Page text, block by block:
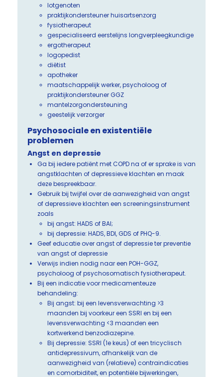
lotgenoten
praktijkondersteuner huisartsenzorg
fysiotherapeut
gespecialiseerd eerstelijns longverpleegkundige
ergotherapeut
logopedist
diëtist
apotheker
maatschappelijk werker, psycholoog of
praktijkondersteuner GGZ
mantelzorgondersteuning
geestelijk verzorger
Psychosociale en existentiële
problemen
Angst en depressie
Ga bij iedere patiënt met COPD na of er sprake is van
angstklachten of depressieve klachten en maak
deze bespreekbaar.
Gebruik bij twijfel over de aanwezigheid van angst
of depressieve klachten een screeningsinstrument
zoals
bij angst: HADS of BAI;
bij depressie: HADS, BDI, GDS of PHQ-9.
Geef educatie over angst of depressie ter preventie
van angst of depressie
Verwijs indien nodig naar een POH-GGZ,
psycholoog of psychosomatisch fysiotherapeut.
Bij een indicatie voor medicamenteuze
behandeling:
Bij angst: bij een levensverwachting >3
maanden bij voorkeur een SSRI en bij een
levensverwachting <3 maanden een
kortwerkend benzodiazepine.
Bij depressie: SSRI (1e keus) of een tricyclisch
antidepressivum, afhankelijk van de
aanwezigheid van (relatieve) contraindicaties
en comorbiditeit, en potentiële bijwerkingen,